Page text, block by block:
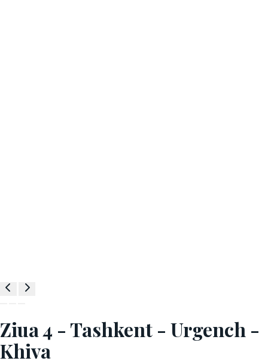
Ziua 4 - Tashkent - Urgench -
Khiva